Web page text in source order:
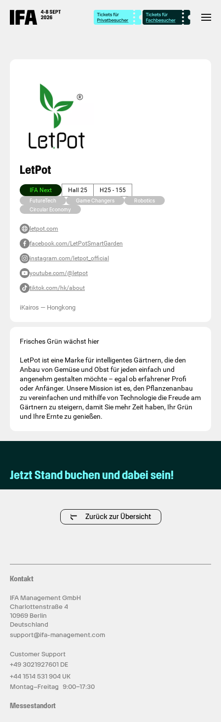
LetPot
IFA Next Hall 25 H25 - 155
FutureTech Game Changers
Robotics
Circular Economy
letpot.com
facebook.com/LetPotSmartGarden
instagram.com/letpot_official
youtube.com/@letpot
tiktok.com/hk/about
iKairos — Hongkong
Frisches Grün wächst hier
LetPot ist eine Marke für intelligentes Gärtnern, die den
Anbau von Gemüse und Obst für jeden einfach und
angenehm gestalten möchte – egal ob erfahrener Profi
oder Anfänger. Unsere Mission ist es, den Pflanzenanbau
zu vereinfachen und mithilfe von Technologie die Freude am
Gärtnern zu steigern, damit Sie mehr Zeit haben, Ihr Grün
und Ihre Ernte zu genießen.
Jetzt Stand buchen und dabei sein!
Zurück zur Übersicht
Kontakt
IFA Management GmbH
Charlottenstraße 4
10969 Berlin
Deutschland
support@ifa-management.com
Customer Support
+49 3021927601 DE
+44 1514 531 904 UK
Montag–Freitag 9:00–17:30
Messestandort